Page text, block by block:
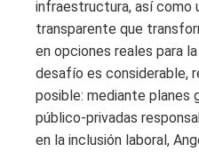
infraestructura, así como
transparente que
en opciones reales para
desafío es considerable,
posible: mediante planes
público-privadas
en la inclusión laboral,